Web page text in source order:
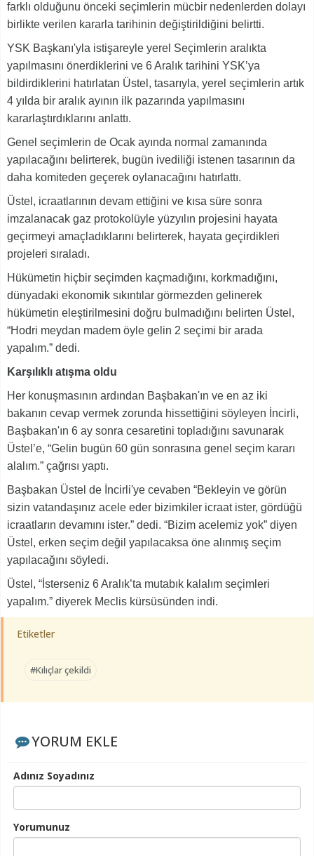
farklı olduğunu önceki seçimlerin mücbir nedenlerden dolayı
birlikte verilen kararla tarihinin değiştirildiğini belirtti.
YSK Başkanı'yla istişareyle yerel Seçimlerin aralıkta
yapılmasını önerdiklerini ve 6 Aralık tarihini YSK’ya
bildirdiklerini hatırlatan Üstel, tasarıyla, yerel seçimlerin artık
4 yılda bir aralık ayının ilk pazarında yapılmasını
kararlaştırdıklarını anlattı.
Genel seçimlerin de Ocak ayında normal zamanında
yapılacağını belirterek, bugün ivediliği istenen tasarının da
daha komiteden geçerek oylanacağını hatırlattı.
Üstel, icraatlarının devam ettiğini ve kısa süre sonra
imzalanacak gaz protokolüyle yüzyılın projesini hayata
geçirmeyi amaçladıklarını belirterek, hayata geçirdikleri
projeleri sıraladı.
Hükümetin hiçbir seçimden kaçmadığını, korkmadığını,
dünyadaki ekonomik sıkıntılar görmezden gelinerek
hükümetin eleştirilmesini doğru bulmadığını belirten Üstel,
“Hodri meydan madem öyle gelin 2 seçimi bir arada
yapalım.” dedi.
Karşılıklı atışma oldu
Her konuşmasının ardından Başbakan'ın ve en az iki
bakanın cevap vermek zorunda hissettiğini söyleyen İncirli,
Başbakan'ın 6 ay sonra cesaretini topladığını savunarak
Üstel’e, “Gelin bugün 60 gün sonrasına genel seçim kararı
alalım.” çağrısı yaptı.
Başbakan Üstel de İncirli'ye cevaben “Bekleyin ve görün
sizin vatandaşınız acele eder bizimkiler icraat ister, gördüğü
icraatların devamını ister.” dedi. “Bizim acelemiz yok” diyen
Üstel, erken seçim değil yapılacaksa öne alınmış seçim
yapılacağını söyledi.
Üstel, “İsterseniz 6 Aralık’ta mutabık kalalım seçimleri
yapalım.” diyerek Meclis kürsüsünden indi.
Etiketler
#Kılıçlar çekildi
YORUM EKLE
Adınız Soyadınız
Yorumunuz